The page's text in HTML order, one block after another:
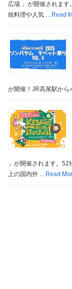
広場 」が開催されま
統料理や人気 … Read
が開催！JR高尾駅か
」が開催されます。
上の国内外 … Read